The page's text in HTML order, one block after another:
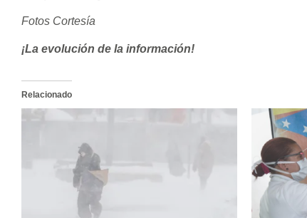
Fotos Cortesía
¡La evolución de la información!
Relacionado